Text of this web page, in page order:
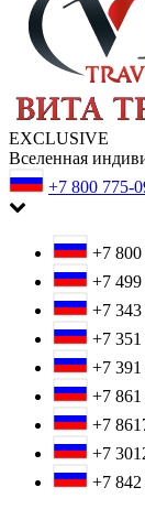
EXCLUSIVE
Вселенная
+7 800 775-
+7
+7
+7 343
+7 351
+7
+7
+7
+7
+7 842